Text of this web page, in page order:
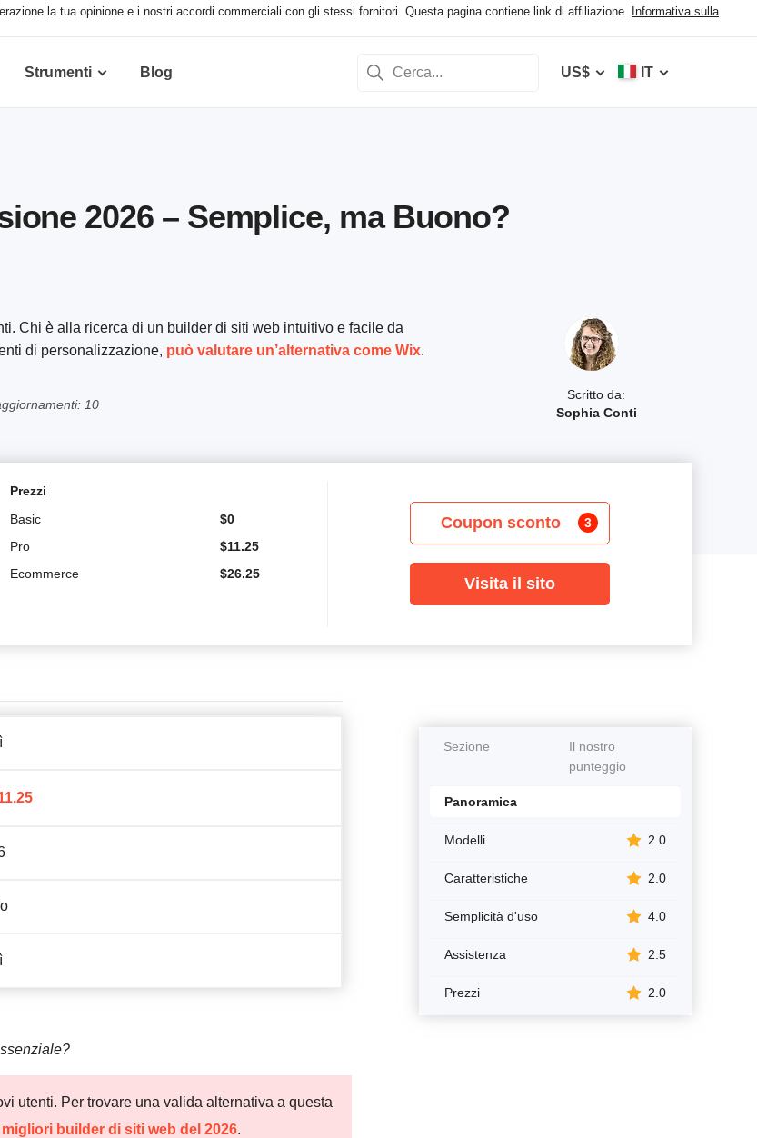
la tua opinione e i nostri accordi commerciali con gli stessi fornitori. Questa pagina contiene link di affiliazione. Informativa sulla
Strumenti Blog US$ IT
2026 – Semplice, ma Buono?
Scritto da:
Sophia Conti
Chi è alla ricerca di un builder di siti web intuitivo e facile da
di personalizzazione, può valutare un’alternativa come Wix.
10
Prezzi
Basic
$0
Pro
$11.25
Ecommerce
$26.25
Coupon sconto 3
Visita il sito
utenti. Per trovare una valida alternativa a questa
migliori builder di siti web del 2026.
Sezione
Il nostro
punteggio
Panoramica
Modelli 2.0
Caratteristiche 2.0
Semplicità d'uso 4.0
Assistenza 2.5
Prezzi 2.0